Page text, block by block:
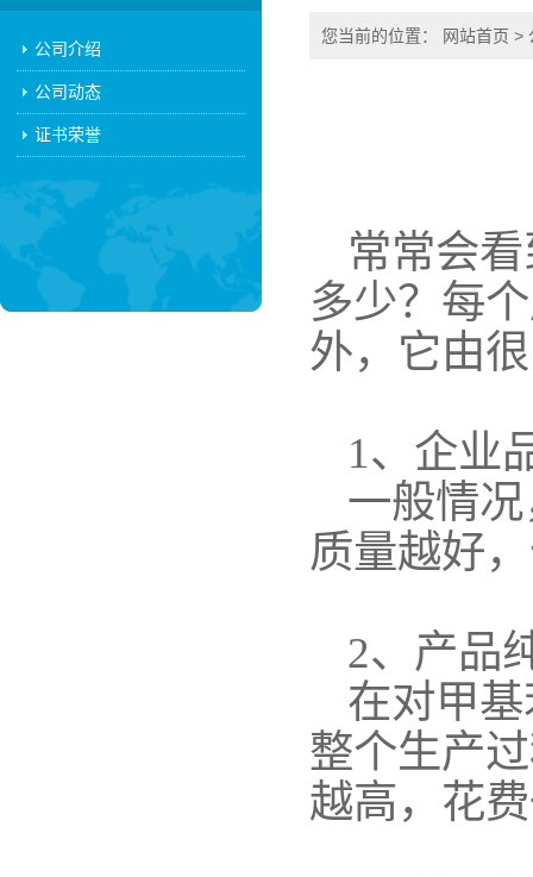
公司介绍
公司动态
证书荣誉
您当前的位置： 网站首页 >
常常会
多少？每
外，它由
1、企业
一般情
质量越好
2、产品
在对甲
整个生产
越高，花